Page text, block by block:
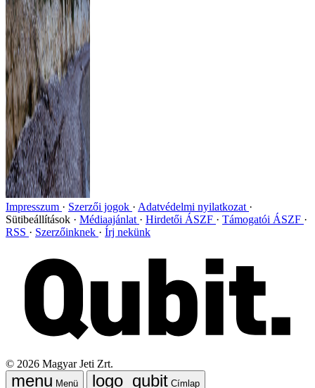
Impresszum Szerzői jogok
Adatvédelmi nyilatkozat
Sütibeállítások
Médiaajánlat Hirdetői ÁSZF
Támogatói ÁSZF
RSS
Szerzőinknek Írj nekünk
© 2026 Magyar Jeti Zrt.
Menü Címlap